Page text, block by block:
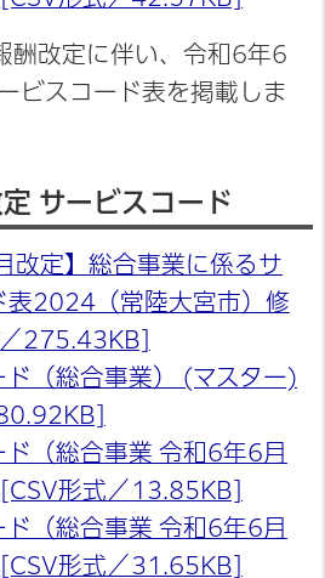
酬改定に伴い、令和6年6
ビスコード表を掲載しま
サービスコード
改定】総合事業に係るサ
表2024（常陸大宮市）修
275.43KB]
ド（総合事業） (マスター)
ド（総合事業 令和6年6月
形式／13.85KB]
ド（総合事業 令和6年6月
形式／31.65KB]